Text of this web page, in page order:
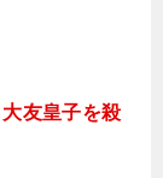
友皇子を殺